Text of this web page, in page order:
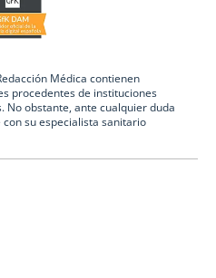
Médica contienen
procedentes de instituciones
No obstante, ante cualquier duda
su especialista sanitario